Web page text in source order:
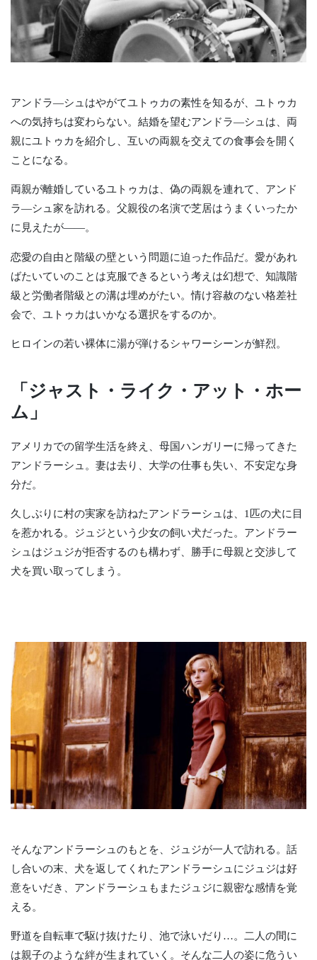
アンドラ―シュはやがてユトゥカの素性を知るが、ユトゥカ
への気持ちは変わらない。結婚を望むアンドラ―シュは、両
親にユトゥカを紹介し、互いの両親を交えての食事会を開く
ことになる。
両親が離婚しているユトゥカは、偽の両親を連れて、アンド
ラ―シュ家を訪れる。父親役の名演で芝居はうまくいったか
に見えたが――。
恋愛の自由と階級の壁という問題に迫った作品だ。愛があれ
ばたいていのことは克服できるという考えは幻想で、知識階
級と労働者階級との溝は埋めがたい。情け容赦のない格差社
会で、ユトゥカはいかなる選択をするのか。
ヒロインの若い裸体に湯が弾けるシャワーシーンが鮮烈。
「ジャスト・ライク・アット・ホー
ム」
アメリカでの留学生活を終え、母国ハンガリーに帰ってきた
アンドラーシュ。妻は去り、大学の仕事も失い、不安定な身
分だ。
久しぶりに村の実家を訪ねたアンドラーシュは、1匹の犬に目
を惹かれる。ジュジという少女の飼い犬だった。アンドラー
シュはジュジが拒否するのも構わず、勝手に母親と交渉して
犬を買い取ってしまう。
そんなアンドラーシュのもとを、ジュジが一人で訪れる。話
し合いの末、犬を返してくれたアンドラーシュにジュジは好
意をいだき、アンドラーシュもまたジュジに親密な感情を覚
える。
野道を自転車で駆け抜けたり、池で泳いだり…。二人の間に
は親子のような絆が生まれていく。そんな二人の姿に危うい